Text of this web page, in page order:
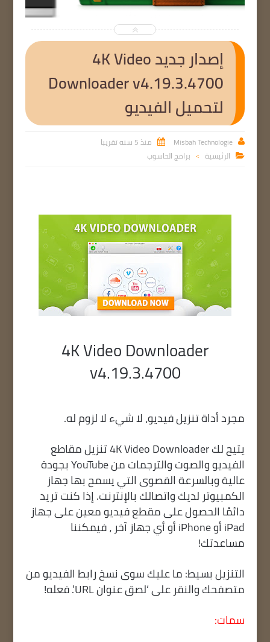
إصدار جديد 4K Video
Downloader v4.19.3.4700
لتحميل الفيديو

Misbah Technologie
 منذ 5 سنه تقريبا
 الرئيسية > برامج الحاسوب
4K Video Downloader
v4.19.3.4700
مجرد أداة تنزيل فيديو، لا شيء لا لزوم له.
يتيح لك 4K Video Downloader تنزيل مقاطع
الفيديو والصوت والترجمات من YouTube بجودة
عالية وبالسرعة القصوى التي يسمح بها جهاز
الكمبيوتر لديك واتصالك بالإنترنت. إذا كنت تريد
دائمًا الحصول على مقطع فيديو معين على جهاز
iPad أو iPhone أو أي جهاز آخر ، فيمكننا
مساعدتك!
التنزيل بسيط: ما عليك سوى نسخ رابط الفيديو من
متصفحك والنقر على ‘لصق عنوان URL’. فعله!
سمات: